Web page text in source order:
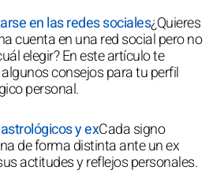
en las redes sociales¿Quieres
cuenta en una red social pero no
elegir? En este artículo te
consejos para tu perfil
personal.
y exCada signo
de forma distinta ante un ex
actitudes y reflejos personales.